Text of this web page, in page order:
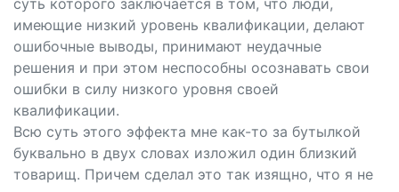
суть которого заключается в том, что люди,
имеющие низкий уровень квалификации, делают
ошибочные выводы, принимают неудачные
решения и при этом неспособны осознавать свои
ошибки в силу низкого уровня своей
квалификации.
Всю суть этого эффекта мне как-то за бутылкой
буквально в двух словах изложил один близкий
товарищ. Причем сделал это так изящно, что я не